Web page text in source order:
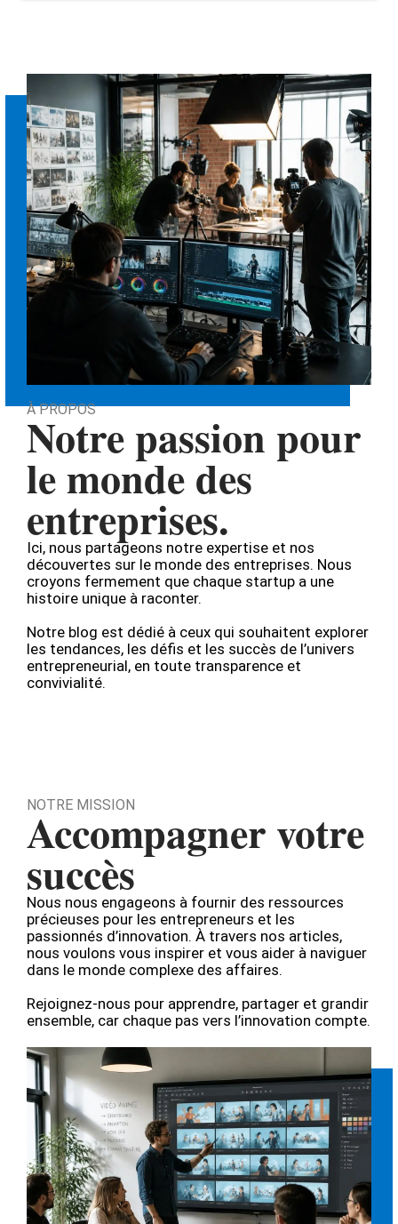
À PROPOS
Notre passion pour
le monde des
entreprises.
Ici, nous partageons notre expertise et nos
découvertes sur le monde des entreprises. Nous
croyons fermement que chaque startup a une
histoire unique à raconter.
Notre blog est dédié à ceux qui souhaitent explorer
les tendances, les défis et les succès de l’univers
entrepreneurial, en toute transparence et
convivialité.
NOTRE MISSION
Accompagner votre
succès
Nous nous engageons à fournir des ressources
précieuses pour les entrepreneurs et les
passionnés d’innovation. À travers nos articles,
nous voulons vous inspirer et vous aider à naviguer
dans le monde complexe des affaires.
Rejoignez-nous pour apprendre, partager et grandir
ensemble, car chaque pas vers l’innovation compte.